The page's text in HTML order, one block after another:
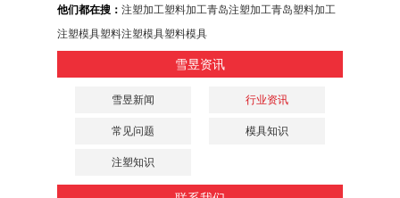
他们都在搜： 注塑加工塑料加工青岛注塑加工青岛塑料加工
注塑模具塑料注塑模具塑料模具
雪昱资讯
雪昱新闻 行业资讯
常见问题 模具知识
注塑知识